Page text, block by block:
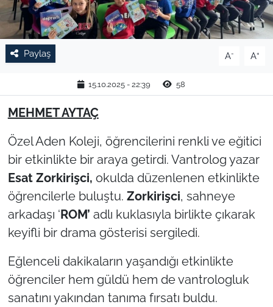
Paylaş A- A+
15.10.2025 - 22:39 58
MEHMET AYTAÇ
Özel Aden Koleji, öğrencilerini renkli ve eğitici
bir etkinlikte bir araya getirdi. Vantrolog yazar
Esat Zorkirişci, okulda düzenlenen etkinlikte
öğrencilerle buluştu. Zorkirişci, sahneye
arkadaşı ‘ROM’ adlı kuklasıyla birlikte çıkarak
keyifli bir drama gösterisi sergiledi.
Eğlenceli dakikaların yaşandığı etkinlikte
öğrenciler hem güldü hem de vantrologluk
sanatını yakından tanıma fırsatı buldu.
RESMİ İLAN
SPOR
TEKİRDAĞ
KIRKLARELİ
ÇANAKKALE
TÜRKİYE
Bölge
Güvenlik